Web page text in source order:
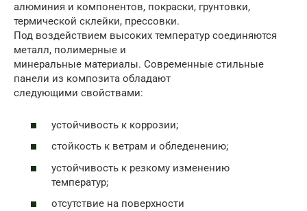
алюминия и компонентов, покраски, грунтовки,
термической склейки, прессовки.
Под воздействием высоких температур соединяются
металл, полимерные и
минеральные материалы. Современные стильные
панели из композита обладают
следующими свойствами:
устойчивость к коррозии;
стойкость к ветрам и обледенению;
устойчивость к резкому изменению
температур;
отсутствие на поверхности